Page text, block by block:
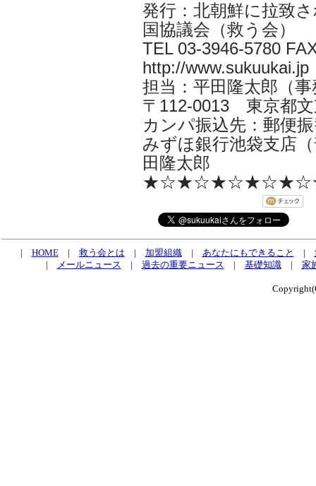
発行：北朝鮮に拉致
国協議会（救う会）
TEL 03-3946-5780
http://www.sukuukai.jp
担当：平田隆太郎（
〒112-0013 東京都文
カンパ振込先：郵便
みずほ銀行池袋支店
田隆太郎
| HOME| 救う会とは | 加盟組織| あなたにもできること |
|
メールニュース | 過去の重要ニュース | 基礎知識| 家